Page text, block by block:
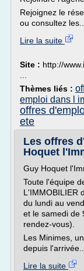
Rejoignez le
ou consultez les...
Lire la suite
Site : http://
Thèmes liés :
emploi dans l
offres
ete
Les offres
Hoquet
Guy Hoquet
Toute l'équipe
L'IMMOBILIER
du lundi au
et le samedi de
rendez-vous).
Les Minimes,
depuis l'arrivée...
Lire la suite